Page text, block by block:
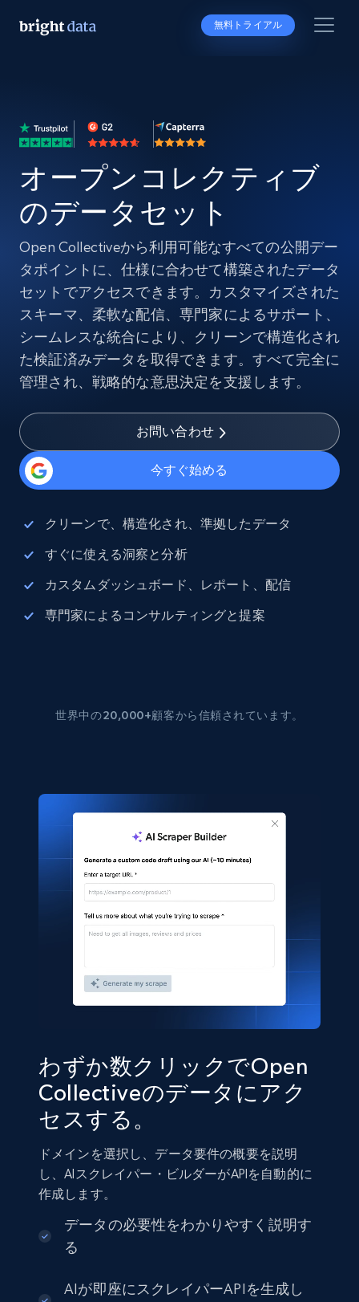
無料トライアル
オープンコレクティブ
のデータセット
Open Collectiveから利用可能なすべての公開デー
タポイントに、仕様に合わせて構築されたデータ
セットでアクセスできます。カスタマイズされた
スキーマ、柔軟な配信、専門家によるサポート、
シームレスな統合により、クリーンで構造化され
た検証済みデータを取得できます。すべて完全に
管理され、戦略的な意思決定を支援します。
お問い合わせ
今すぐ始める
クリーンで、構造化され、準拠したデータ
すぐに使える洞察と分析
カスタムダッシュボード、レポート、配信
専門家によるコンサルティングと提案
世界中の20,000+顧客から信頼されています。
わずか数クリックでOpen
Collectiveのデータにアク
セスする。
ドメインを選択し、データ要件の概要を説明
し、AIスクレイパー・ビルダーがAPIを自動的に
作成します。
データの必要性をわかりやすく説明す
る
AIが即座にスクレイパーAPIを生成し